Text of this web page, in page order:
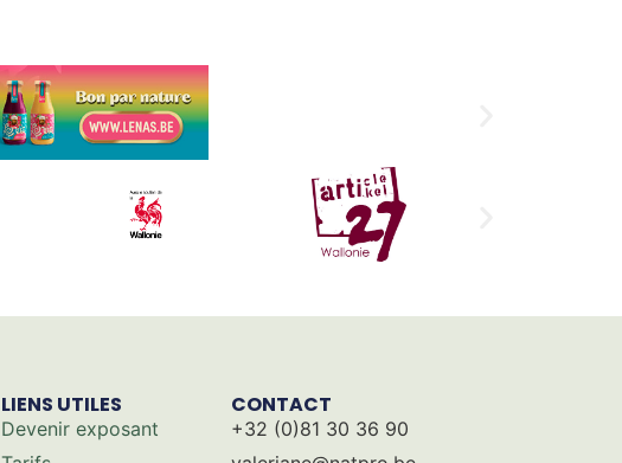
LIENS UTILES
Devenir exposant
CONTACT
+32 (0)81 30 36 90